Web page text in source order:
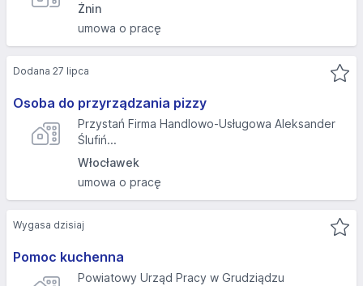
Żnin
umowa o pracę
Osoba do przyrządzania pizzy
Przystań Firma Handlowo-Usługowa Aleksander
Ślufiń...
Włocławek
umowa o pracę
Dodana 27 lipca
Pomoc kuchenna
Powiatowy Urząd Pracy w Grudziądzu
Wygasa dzisiaj